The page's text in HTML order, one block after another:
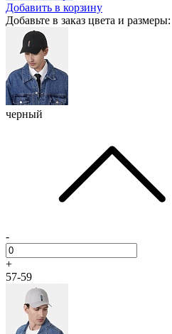
Добавить в корзину
Добавьте в заказ цвета и размеры:
черный
-
+
57-59